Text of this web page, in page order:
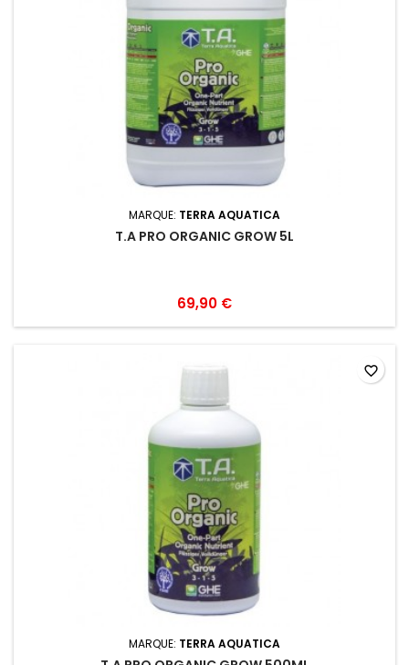
MARQUE: TERRA AQUATICA
T.A PRO ORGANIC GROW 5L
69,90 €
MARQUE: TERRA AQUATICA
favorite_border